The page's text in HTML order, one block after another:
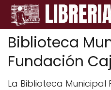
Biblioteca
Fundación
La Biblioteca Municipal